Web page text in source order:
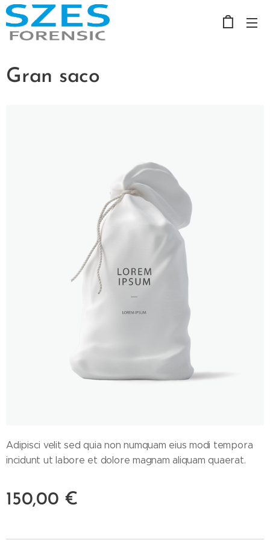
Gran saco
Adipisci velit sed quia non numquam eius modi tempora
incidunt ut labore et dolore magnam aliquam quaerat.
150,00 €